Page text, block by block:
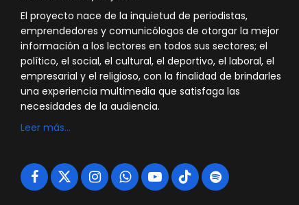
El proyecto nace de la inquietud de periodistas,
emprendedores y comunicólogos de otorgar la mejor
información a los lectores en todos sus sectores; el
político, el social, el cultural, el deportivo, el laboral, el
empresarial y el religioso, con la finalidad de brindarles
una experiencia multimedia que satisfaga las
necesidades de la audiencia.
Leer más…